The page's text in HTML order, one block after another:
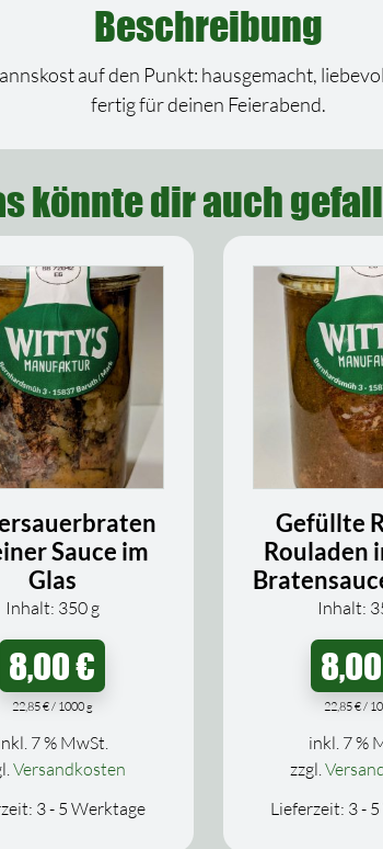
Beschreibung
auf den Punkt: hausgemacht,
fertig für deinen Feierabend.
könnte dir auch
Sauce im
Glas
Inhalt: 350 g
8,00€
22,85€/ 1000g
7 % MwSt.
Versandkosten
3 - 5 Werktage
Gefüllte
Rouladen
Inhalt:
22,85€/
inkl. 7 %
zzgl.
Lieferzeit: 3 -